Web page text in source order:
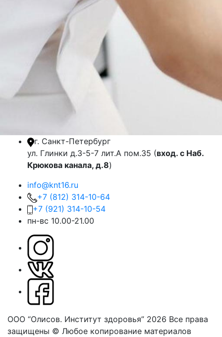
г. Санкт-Петербург
ул. Глинки д.3-5-7 лит.А пом.35 (вход. с Наб.
Крюкова канала, д.8)
info@knt16.ru
+7 (812) 314-10-64
+7 (921) 314-10-54
пн-вс 10.00-21.00
ООО “Олисов. Институт здоровья” 2026 Все права
защищены © Любое копирование материалов